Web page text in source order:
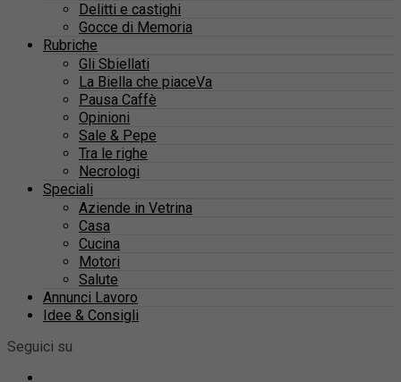
Delitti e castighi
Gocce di Memoria
Rubriche
Gli Sbiellati
La Biella che piaceVa
Pausa Caffè
Opinioni
Sale & Pepe
Tra le righe
Necrologi
Speciali
Aziende in Vetrina
Casa
Cucina
Motori
Salute
Annunci Lavoro
Idee & Consigli
Seguici su